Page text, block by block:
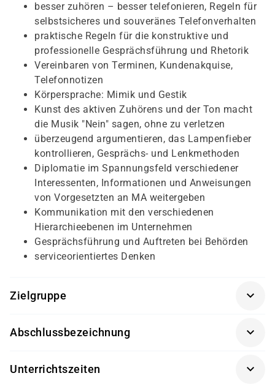
besser zuhören – besser telefonieren, Regeln für
selbstsicheres und souveränes Telefonverhalten
praktische Regeln für die konstruktive und
professionelle Gesprächsführung und Rhetorik
Vereinbaren von Terminen, Kundenakquise,
Telefonnotizen
Körpersprache: Mimik und Gestik
Kunst des aktiven Zuhörens und der Ton macht
die Musik "Nein" sagen, ohne zu verletzen
überzeugend argumentieren, das Lampenfieber
kontrollieren, Gesprächs- und Lenkmethoden
Diplomatie im Spannungsfeld verschiedener
Interessenten, Informationen und Anweisungen
von Vorgesetzten an MA weitergeben
Kommunikation mit den verschiedenen
Hierarchieebenen im Unternehmen
Gesprächsführung und Auftreten bei Behörden
serviceorientiertes Denken
Zielgruppe
Büro oder im Finanzwesen arbeiten wollen
Abschlussbezeichnung
Unterrichtszeiten